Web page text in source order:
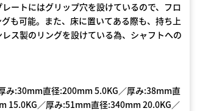
ートにはグリップ穴を設けているので、フロ
も可能。また、床に置いてある際も、持ち上
ス製のリングを設けている為、シャフトへの
み:30mm直径:200mm 5.0KG／厚み:38mm直
15.0KG／厚み:51mm直径:340mm 20.0KG／